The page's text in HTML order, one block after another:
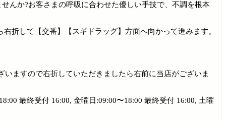
んか?お客さまの呼吸に合わせた優しい手技で、不調を根本
折して【交番】【スギドラッグ】方面へ向かって進みます。
ますので右折していただきましたら右前に当店がございま
最終受付 16:00, 金曜日:09:00〜18:00 最終受付 16:00, 土曜